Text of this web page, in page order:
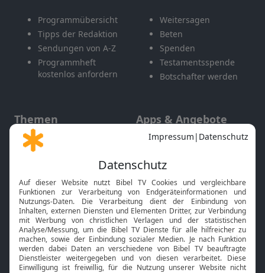
Programmübersicht
Tipps der Redaktion
Sendungen von A-Z
Programmheft
kostenlos anfordern
Weitersagen
Beten
Spenden
Testamentsspende
Botschafter werden
Themen
Gott und Bibel erklärt
Neuigkeiten
Apps & Angebote
Mobile App
Smart TV
HbbTV
Bibelthek Online-Bibel
Nächster Gottesdienst